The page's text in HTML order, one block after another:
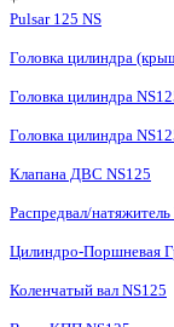
Pulsar 125 NS
Головка цилиндра
Головка цилиндра
Головка цилиндра
Клапана ДВС NS125
Распредвал/
Цилиндро-Поршневая
Коленчатый вал NS125